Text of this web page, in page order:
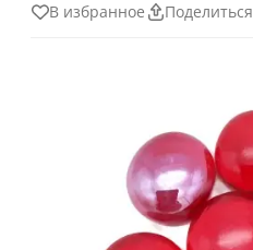
В избранное Поделиться